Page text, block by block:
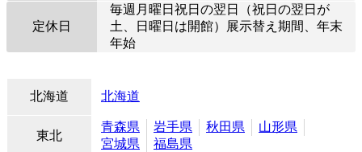
定休日
毎週月曜日祝日の翌日（祝日の翌日が
土、日曜日は開館）展示替え期間、年末
年始
北海道 北海道
東北
青森県 岩手県 秋田県
山形県
宮城県
福島県